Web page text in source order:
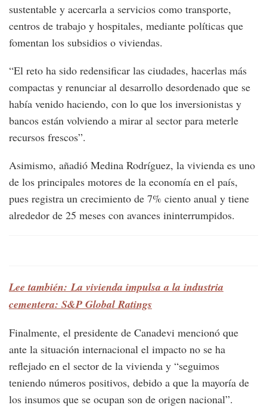
sustentable y acercarla a servicios como transporte,
centros de trabajo y hospitales, mediante políticas que
fomentan los subsidios o viviendas.
“El reto ha sido redensificar las ciudades, hacerlas más
compactas y renunciar al desarrollo desordenado que se
había venido haciendo, con lo que los inversionistas y
bancos están volviendo a mirar al sector para meterle
recursos frescos”.
Asimismo, añadió Medina Rodríguez, la vivienda es uno
de los principales motores de la economía en el país,
pues registra un crecimiento de 7% ciento anual y tiene
alrededor de 25 meses con avances ininterrumpidos.
Lee también: La vivienda impulsa a la industria
cementera: S&P Global Ratings
Finalmente, el presidente de Canadevi mencionó que
ante la situación internacional el impacto no se ha
reflejado en el sector de la vivienda y “seguimos
teniendo números positivos, debido a que la mayoría de
los insumos que se ocupan son de origen nacional”.